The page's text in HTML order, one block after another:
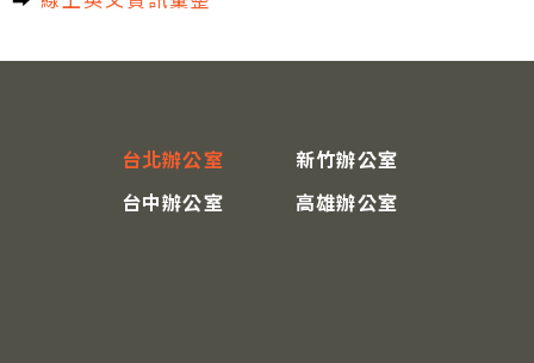
台北辦公室
新竹辦公室
台中辦公室
高雄辦公室